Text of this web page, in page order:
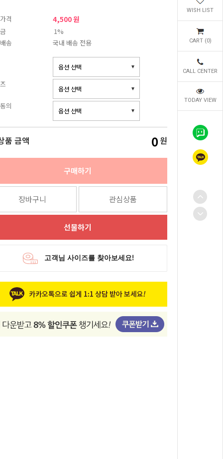
WISH LIST
CART (0)
CALL CENTER
TODAY VIEW
격 4,500 원
1%
송
국내 배송 전용
의
품 금액 0 원
구매하기
장바구니 관심상품
선물하기